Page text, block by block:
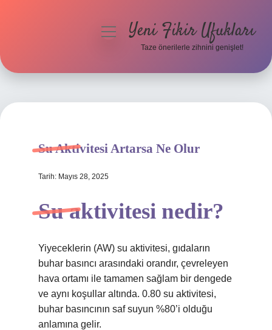
Hakkımızda
menüyüYeni Fikir Ufukları
Taze önerilerle zihnini genişlet!
Su Aktivitesi Artarsa Ne Olur
Tarih: Mayıs 28, 2025
Su aktivitesi nedir?
Yiyeceklerin (AW) su aktivitesi, gıdaların
buhar basıncı arasındaki orandır, çevreleyen
hava ortamı ile tamamen sağlam bir dengede
ve aynı koşullar altında. 0.80 su aktivitesi,
buhar basıncının saf suyun %80’i olduğu
anlamına gelir.